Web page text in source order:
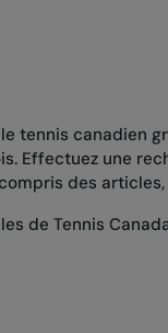
tennis canadien
Effectuez une
des
de Tennis